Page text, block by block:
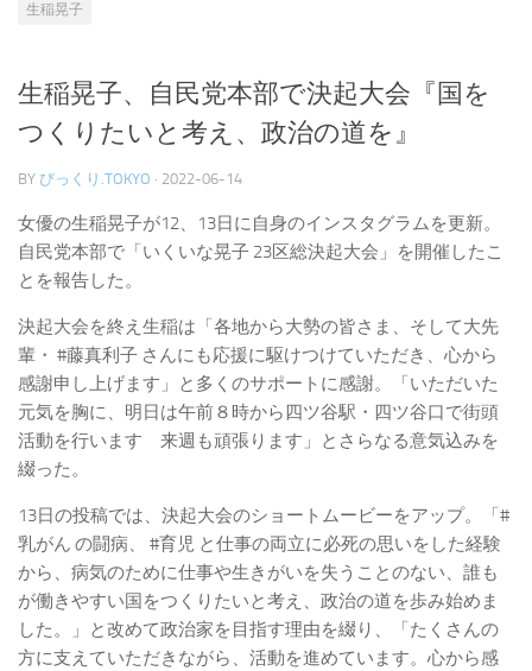
生稲晃子
生稲晃子、自民党本部で決起大会『国を
つくりたいと考え、政治の道を』
BY びっくり.TOKYO · 2022-06-14
女優の生稲晃子が12、13日に自身のインスタグラムを更新。
自民党本部で「いくいな晃子 23区総決起大会」を開催したこ
とを報告した。
決起大会を終え生稲は「各地から大勢の皆さま、そして大先
輩・ #藤真利子 さんにも応援に駆けつけていただき、心から
感謝申し上げます」と多くのサポートに感謝。「いただいた
元気を胸に、明日は午前８時から四ツ谷駅・四ツ谷口で街頭
活動を行います 来週も頑張ります」とさらなる意気込みを
綴った。
13日の投稿では、決起大会のショートムービーをアップ。「#
乳がん の闘病、 #育児 と仕事の両立に必死の思いをした経験
から、病気のために仕事や生きがいを失うことのない、誰も
が働きやすい国をつくりたいと考え、政治の道を歩み始めま
した。」と改めて政治家を目指す理由を綴り、「たくさんの
方に支えていただきながら、活動を進めています。心から感